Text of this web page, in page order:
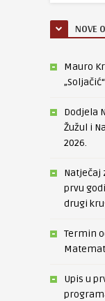
NOVE
Mauro
„Soljačić“
Dodjela
Žužul i
2026.
Natječaj
prvu
drugi
Termin
Upis u